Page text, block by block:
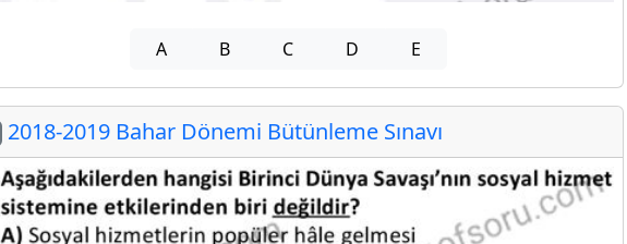
A B C D E
2018-2019 Bahar Dönemi Bütünleme Sınavı